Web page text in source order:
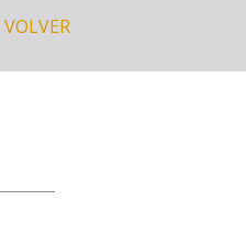
VOLVER